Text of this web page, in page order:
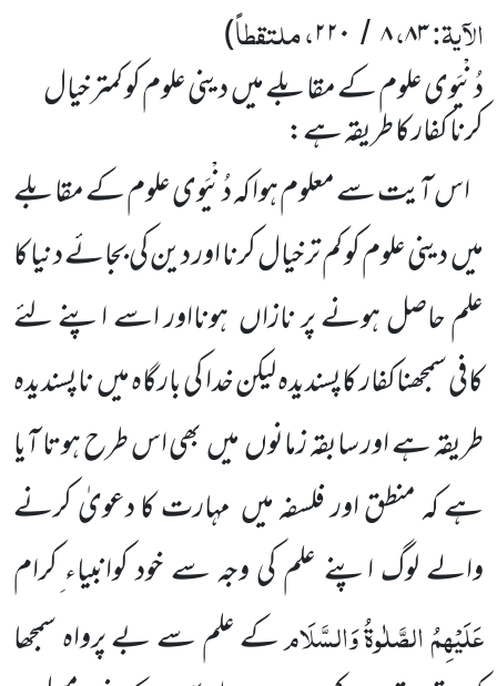
الآیۃ:۸۳،۸ / ۲۲۰، ملتقطاً)
دُنْیَوی علوم کے مقابلے میںدینی علوم کو کمتر خیال
کرنا کفار کا طریقہ ہے:
اس آیت سے معلوم ہوا کہ دُنْیَوی علوم کے مقابلے
میںدینی علوم کو کم تر خیال کرنا اور دین کی بجائے دنیا کا
علم حاصل ہونے پر نازاں ہونااور اسے اپنے لئے
کافی سمجھناکفار کاپسندیدہ لیکن خدا کی بارگاہ میںناپسندیدہ
طریقہ ہے اور سابقہ زمانوںمیںبھی اس طرح ہوتا آیا
ہے کہ منطق اور فلسفہ میں مہارت کا دعویٰ کرنے
والے لوگ اپنے علم کی وجہ سے خود کوانبیاء ِکرام
عَلَیْہِمُ الصَّلٰوۃُ وَالسَّلَامکے علم سے بے پرواہ سمجھا